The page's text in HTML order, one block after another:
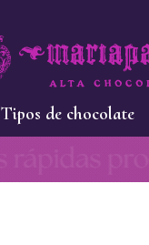
Tipos de chocolate